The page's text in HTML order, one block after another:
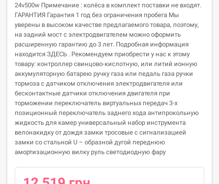
24v500w Примечание : колёса в комплект поставки не входят.
ГАРАНТИЯ Гарантия 1 год без ограничения пробега Мы
уверены в высоком качестве предлагаемого товара, поэтому,
на задний мост с электродвигателем можно оформить
расширенную гарантию до 3 лет. Подробная информация
находится ЗДЕСЬ . Рекомендуем приобрести у нас к этому
товару: контроллер свинцово-кислотную, или литий ионную
аккумуляторную батарею ручку газа или педаль газа ручки
тормоза с датчиком отключения электродвигателя или
бесконтактные датчики отключения двигателя при
торможении переключатель виртуальных передач 3-х
позиционный переключатель заднего хода антипрокольную
жидкость для камер универсальный набор инструмента
велонакидку от дождя замки тросовые с сигнализацией
замки со стальной U – образной дугой переднюю
амортизационную вилку руль светодиодную фару